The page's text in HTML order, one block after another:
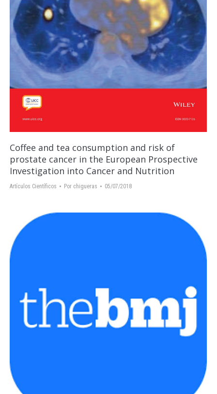
Coffee and tea consumption and risk of
prostate cancer in the European Prospective
Investigation into Cancer and Nutrition
Artículos Científicos Por chigueras 05/07/2018